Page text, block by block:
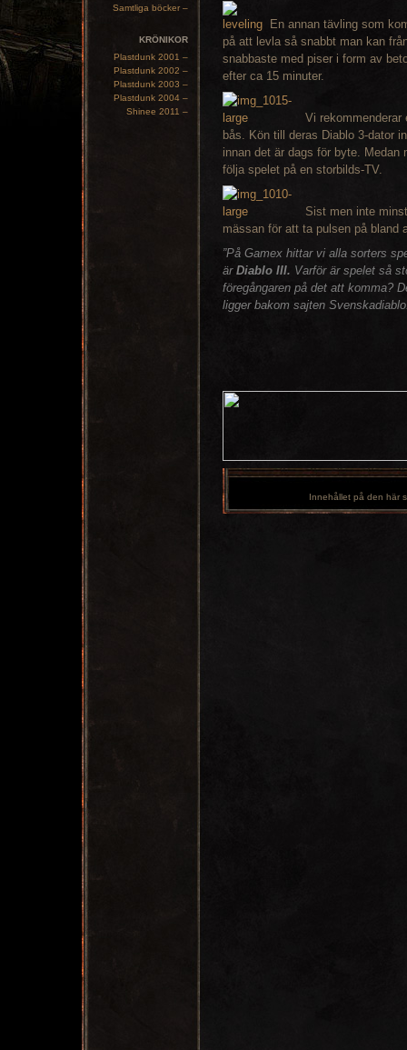
Samtliga böcker –
KRÖNIKOR
Plastdunk 2001 –
Plastdunk 2002 –
Plastdunk 2003 –
Plastdunk 2004 –
Shinee 2011 –
En annan tävling som
på att levla så snabbt man kan
snabbaste med piser i form av
efter ca 15 minuter.
Vi
bås. Kön till deras Diablo 3-dator
innan det är dags för byte.
följa spelet på en storbilds-TV.
Sist men inte
mässan för att ta pulsen på bland
”På Gamex hittar vi alla sorters
är Diablo III. Varför är spelet så
föregångaren på det att komma?
ligger bakom sajten
Innehållet på den här